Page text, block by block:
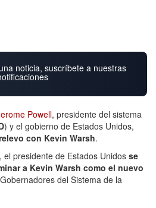
noticia, suscríbete a nuestras
Powell, presidente del sistema
) y el gobierno de Estados Unidos,
con Kevin Warsh.
el presidente de Estados Unidos se
a Kevin Warsh como el nuevo
del Sistema de la